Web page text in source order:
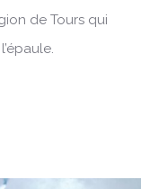
de Tours qui